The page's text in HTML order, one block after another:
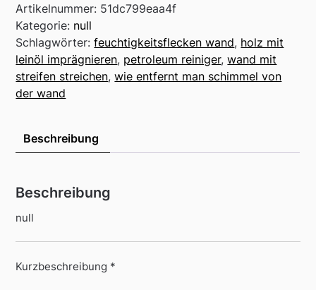
Artikelnummer: 51dc799eaa4f
Kategorie: null
Schlagwörter:feuchtigkeitsflecken wand, holz mit
leinöl imprägnieren, petroleum reiniger,wand mit
streifen streichen,wie entfernt man schimmel von
der wand
Beschreibung
Beschreibung
null
Kurzbeschreibung *